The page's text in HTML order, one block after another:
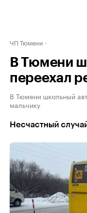
ЧП Тюмени
В Тюмени
переехал
В Тюмени школьный
мальчику
Несчастный